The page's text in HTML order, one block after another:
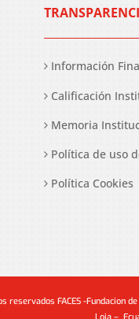
Información
Calificación
Memoria
Política de uso
Política Cookies
reservados FACES -Fundacion